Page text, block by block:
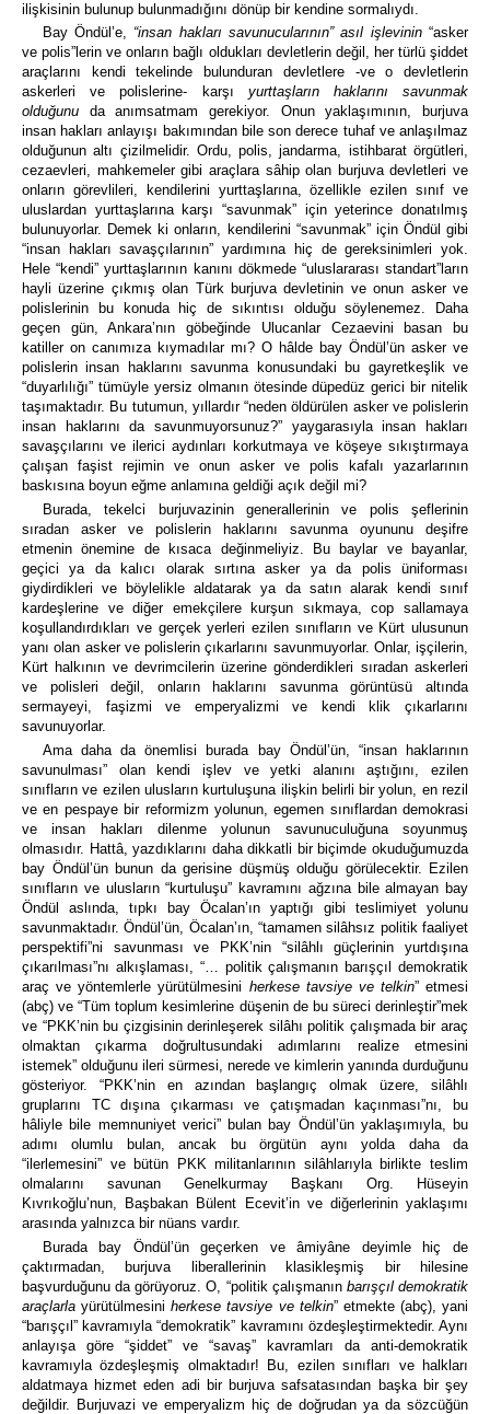
ilişkisinin bulunup bulunmadığını dönüp bir kendine sormalıydı.
Bay Öndül’e, “insan hakları savunucularının” asıl işlevinin“asker
ve polis”lerin ve onların bağlı oldukları devletlerin değil, her türlü şiddet
araçlarını kendi tekelinde bulunduran devletlere -ve o devletlerin
askerleri ve polislerine- karşı yurttaşların haklarını savunmak
olduğunu da anımsatmam gerekiyor. Onun yaklaşımının, burjuva
insan hakları anlayışı bakımından bile son derece tuhaf ve anlaşılmaz
olduğunun altı çizilmelidir. Ordu, polis, jandarma, istihbarat örgütleri,
cezaevleri, mahkemeler gibi araçlara sâhip olan burjuva devletleri ve
onların görevlileri, kendilerini yurttaşlarına, özellikle ezilen sınıf ve
uluslardan yurttaşlarına karşı “savunmak” için yeterince donatılmış
bulunuyorlar. Demek ki onların, kendilerini “savunmak” için Öndül gibi
“insan hakları savaşçılarının” yardımına hiç de gereksinimleri yok.
Hele “kendi” yurttaşlarının kanını dökmede “uluslararası standart”ların
hayli üzerine çıkmış olan Türk burjuva devletinin ve onun asker ve
polislerinin bu konuda hiç de sıkıntısı olduğu söylenemez. Daha
geçen gün, Ankara’nın göbeğinde Ulucanlar Cezaevini basan bu
katiller on canımıza kıymadılar mı? O hâlde bay Öndül’ün asker ve
polislerin insan haklarını savunma konusundaki bu gayretkeşlik ve
“duyarlılığı” tümüyle yersiz olmanın ötesinde düpedüz gerici bir nitelik
taşımaktadır. Bu tutumun, yıllardır “neden öldürülen asker ve polislerin
insan haklarını da savunmuyorsunuz?” yaygarasıyla insan hakları
savaşçılarını ve ilerici aydınları korkutmaya ve köşeye sıkıştırmaya
çalışan faşist rejimin ve onun asker ve polis kafalı yazarlarının
baskısına boyun eğme anlamına geldiği açık değil mi?
Burada, tekelci burjuvazinin generallerinin ve polis şeflerinin
sıradan asker ve polislerin haklarını savunma oyununu deşifre
etmenin önemine de kısaca değinmeliyiz. Bu baylar ve bayanlar,
geçici ya da kalıcı olarak sırtına asker ya da polis üniforması
giydirdikleri ve böylelikle aldatarak ya da satın alarak kendi sınıf
kardeşlerine ve diğer emekçilere kurşun sıkmaya, cop sallamaya
koşullandırdıkları ve gerçek yerleri ezilen sınıfların ve Kürt ulusunun
yanı olan asker ve polislerin çıkarlarını savunmuyorlar. Onlar, işçilerin,
Kürt halkının ve devrimcilerin üzerine gönderdikleri sıradan askerleri
ve polisleri değil, onların haklarını savunma görüntüsü altında
sermayeyi, faşizmi ve emperyalizmi ve kendi klik çıkarlarını
savunuyorlar.
Ama daha da önemlisi burada bay Öndül’ün, “insan haklarının
savunulması” olan kendi işlev ve yetki alanını aştığını, ezilen
sınıfların ve ezilen ulusların kurtuluşuna ilişkin belirli bir yolun, en rezil
ve en pespaye bir reformizm yolunun, egemen sınıflardan demokrasi
ve insan hakları dilenme yolunun savunuculuğuna soyunmuş
olmasıdır. Hattâ, yazdıklarını daha dikkatli bir biçimde okuduğumuzda
bay Öndül’ün bunun da gerisine düşmüş olduğu görülecektir. Ezilen
sınıfların ve ulusların “kurtuluşu” kavramını ağzına bile almayan bay
Öndül aslında, tıpkı bay Öcalan’ın yaptığı gibi teslimiyet yolunu
savunmaktadır. Öndül’ün, Öcalan’ın, “tamamen silâhsız politik faaliyet
perspektifi”ni savunması ve PKK’nin “silâhlı güçlerinin yurtdışına
çıkarılması”nı alkışlaması, “… politik çalışmanın barışçıl demokratik
araç ve yöntemlerle yürütülmesini herkese tavsiye ve telkin” etmesi
(abç) ve “Tüm toplum kesimlerine düşenin de bu süreci derinleştir”mek
ve “PKK’nin bu çizgisinin derinleşerek silâhı politik çalışmada bir araç
olmaktan çıkarma doğrultusundaki adımlarını realize etmesini
istemek” olduğunu ileri sürmesi, nerede ve kimlerin yanında durduğunu
gösteriyor. “PKK’nin en azından başlangıç olmak üzere, silâhlı
gruplarını TC dışına çıkarması ve çatışmadan kaçınması”nı, bu
hâliyle bile memnuniyet verici” bulan bay Öndül’ün yaklaşımıyla, bu
adımı olumlu bulan, ancak bu örgütün aynı yolda daha da
“ilerlemesini” ve bütün PKK militanlarının silâhlarıyla birlikte teslim
olmalarını savunan Genelkurmay Başkanı Org. Hüseyin
Kıvrıkoğlu’nun, Başbakan Bülent Ecevit’in ve diğerlerinin yaklaşımı
arasında yalnızca bir nüans vardır.
Burada bay Öndül’ün geçerken ve âmiyâne deyimle hiç de
çaktırmadan, burjuva liberallerinin klasikleşmiş bir hilesine
başvurduğunu da görüyoruz. O, “politik çalışmanın barışçıl demokratik
araçlarla yürütülmesiniherkese tavsiye ve telkin” etmekte (abç), yani
“barışçıl” kavramıyla “demokratik” kavramını özdeşleştirmektedir. Aynı
anlayışa göre “şiddet” ve “savaş” kavramları da anti-demokratik
kavramıyla özdeşleşmiş olmaktadır! Bu, ezilen sınıfları ve halkları
aldatmaya hizmet eden adi bir burjuva safsatasından başka bir şey
değildir. Burjuvazi ve emperyalizm hiç de doğrudan ya da sözcüğün